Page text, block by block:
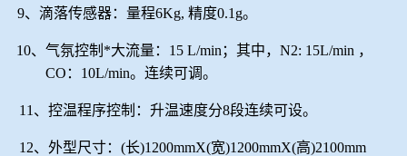
9、滴落传感器：量程6Kg, 精度0.1g。
10、气氛控制*大流量： 15 L/min ；其中，N2: 15L/min ，
CO：10L/min。连续可调。
11、控温程序控制：升温速度分8段连续可设。
12、外型尺寸：(长)1200mmX(宽)1200mmX(高)2100mm